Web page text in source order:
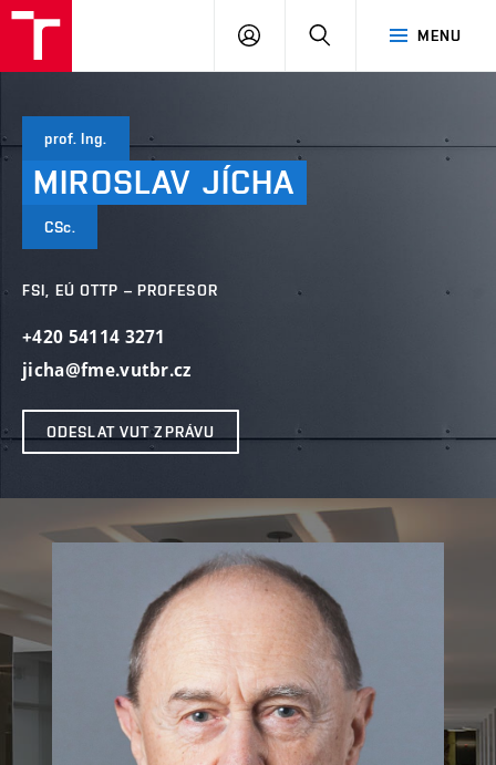
MENU
PŘIHLÁSIT
prof. Ing.
MIROSLAV JÍCHA
CSc.
FSI, EÚ OTTP – PROFESOR
+420 54114 3271
jicha@fme.vutbr.cz
ODESLAT VUT ZPRÁVU